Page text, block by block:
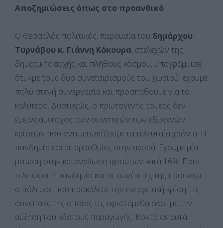
Αποζημιώσεις όπως στο προανθικό
Ο Θεσσαλός πολιτικός, παρουσία του δημάρχου
Τυρνάβου κ. Γιάννη Κόκουρα, στελεχών της
δημοτικής αρχής και πλήθους κόσμου, υπογράμμισε
ότι «με τους δύο συνεταιρισμούς του χωριού έχουμε
πολύ στενή συνεργασία και προσπαθούμε για το
καλύτερο. Δυστυχώς, ο πρωτογενής τομέας δεν
έμεινε αμέτοχος των συνεπειών των εξωγενών
κρίσεων που αντιμετωπίζουμε τα τελευταία χρόνια. Η
πανδημία έφερε αρρυθμίες στην αγορά. Έχουμε μία
μείωση στην κατανάλωση φρούτων κατά 16%. Πριν
τελειώσει η πανδημία και οι συνέπειές της προέκυψε
ο πόλεμος που προκάλεσε την ενεργειακή κρίση, τις
συνέπειες της οποίας τις υφιστάμεθα όλοι με την
αύξηση του κόστους παραγωγής. Κοντά σε αυτά